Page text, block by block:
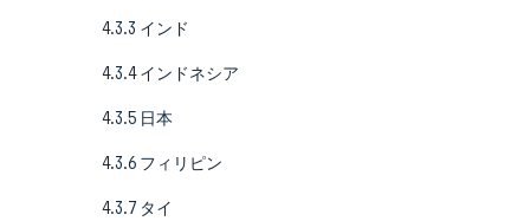
4.3.3 インド
4.3.4 インドネシア
4.3.5 日本
4.3.6 フィリピン
4.3.7 タイ